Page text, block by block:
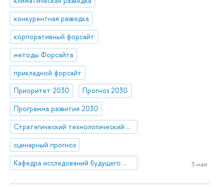
конкурентная разведка
корпоративный форсайт
методы Форсайта
прикладной форсайт
Приоритет 2030
Прогноз 2030
Программа развития 2030
Стратегический технологический проект «Национальный центр социально-экономического и научно-технологического прогнозирования»
сценарный прогноз
Кафедра исследований будущего ЮНЕСКО
3 мая